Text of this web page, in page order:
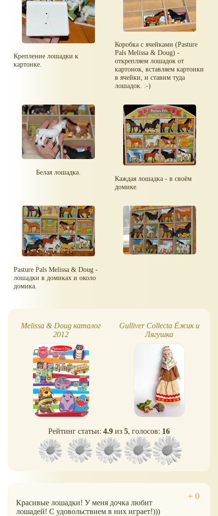
Крепление лошадки к
картонке.
Коробка с ячейками (Pasture
Pals Melissa & Doug) -
открепляем лошадок от
картонок, вставляем картонки
в ячейки, и ставим туда
лошадок. :-)
Белая лошадка.
Каждая лошадка - в своём
домике.
Pasture Pals Melissa & Doug -
лошадки в домиках и около
домика.
Melissa & Doug каталог
2012
Gulliver Collecta Ёжик и
Лягушка
Рейтинг статьи: 4.9 из 5, голосов: 16
Красивые лошадки! У меня дочка любит
лошадей! С удовольствием в них играет!)))